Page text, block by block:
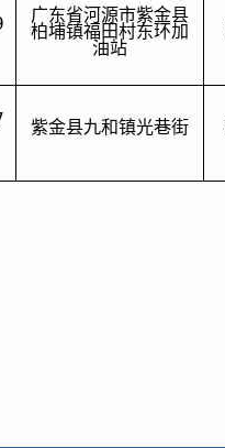
广东省河源市紫金县
柏埔镇福田村东环加
油站
紫金县九和镇光巷街